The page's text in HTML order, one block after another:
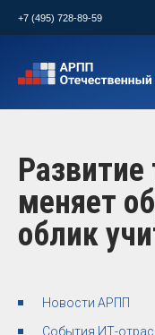
+7 (495) 728-89-59
Развитие
меняет
облик
Новости АРПП
События ИТ-